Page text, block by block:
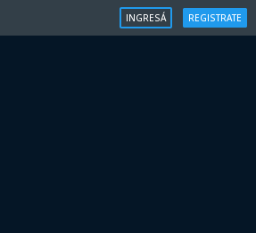
INGRESÁ REGISTRATE